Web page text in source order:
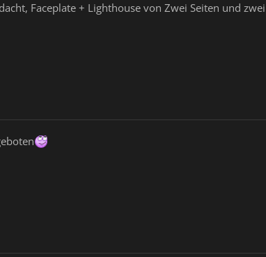
Faceplate + Lighthouse von Zwei Seiten und zwei